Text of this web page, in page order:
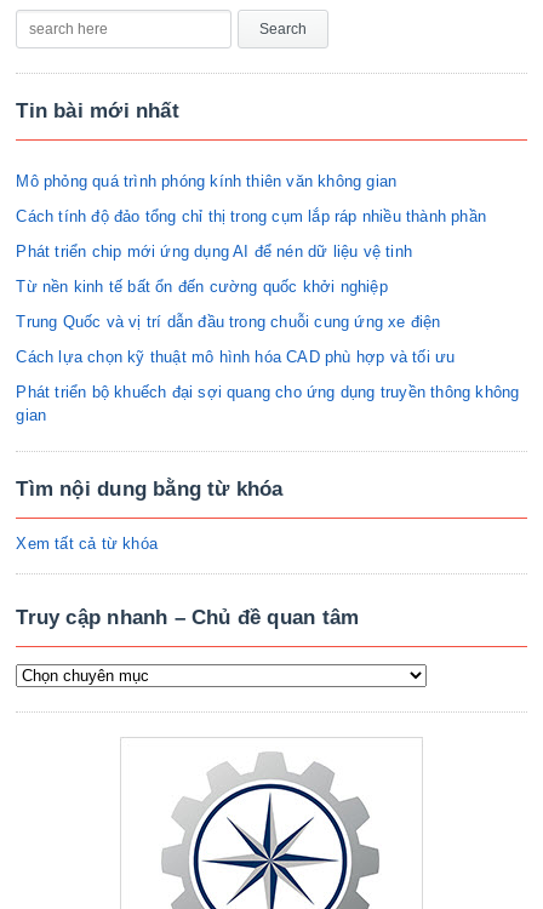
Tin bài mới nhất
Mô phỏng quá trình phóng kính thiên văn không gian
Cách tính độ đảo tổng chỉ thị trong cụm lắp ráp nhiều thành phần
Phát triển chip mới ứng dụng AI để nén dữ liệu vệ tinh
Từ nền kinh tế bất ổn đến cường quốc khởi nghiệp
Trung Quốc và vị trí dẫn đầu trong chuỗi cung ứng xe điện
Cách lựa chọn kỹ thuật mô hình hóa CAD phù hợp và tối ưu
Phát triển bộ khuếch đại sợi quang cho ứng dụng truyền thông không
gian
Tìm nội dung bằng từ khóa
Xem tất cả từ khóa
Truy cập nhanh – Chủ đề quan tâm